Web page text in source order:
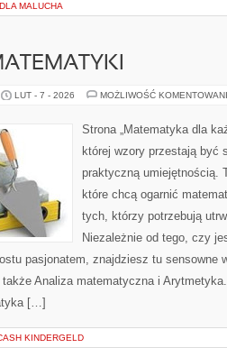
MALUCHA
LUT - 7 - 2026 MOŻLIWOŚĆ
Strona „Matematyka dla
której wzory przestają być
praktyczną umiejętnością.
które chcą ogarnić
tych, którzy potrzebują
Niezależnie od tego, czy
pasjonatem, znajdziesz tu sensowne
Analiza matematyczna i
[…]
KINDERGELD